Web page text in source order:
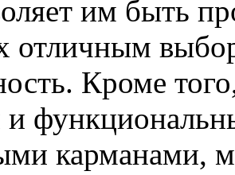
им быть
отличным
Кроме
карманами,